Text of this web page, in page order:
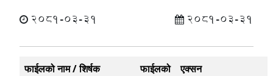
2081-03-31 2081-03-31
फाईलको नाम / शिर्षक
फाईलको
एक्सन